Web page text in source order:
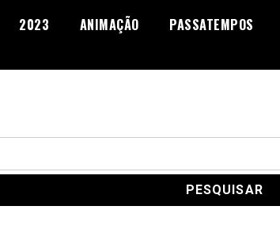
2023 ANIMAÇÃO PASSATEMPOS